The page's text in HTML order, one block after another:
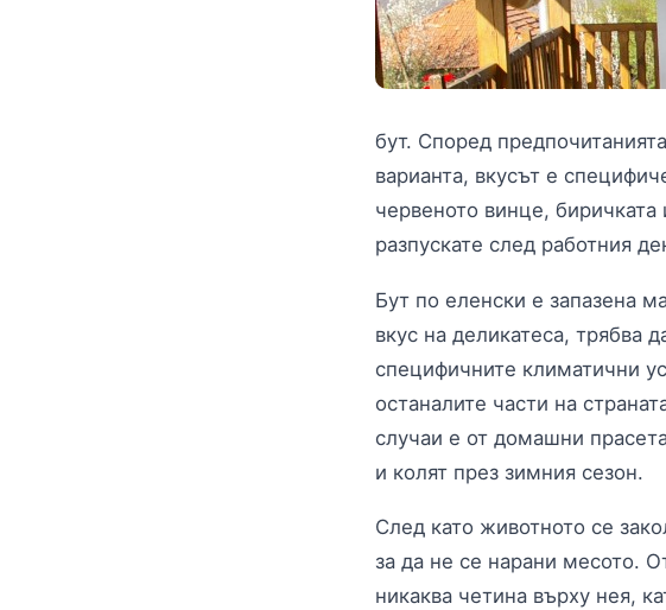
бут. Според
варианта, вкусът е
червеното винце, биричката
разпускате след работния
Бут по еленски е запазена
вкус на деликатеса, трябва
специфичните климатични
останалите части на
случаи е от домашни
и колят през зимния сезон.
След като животното се
за да не се нарани месото.
никаква четина върху нея,